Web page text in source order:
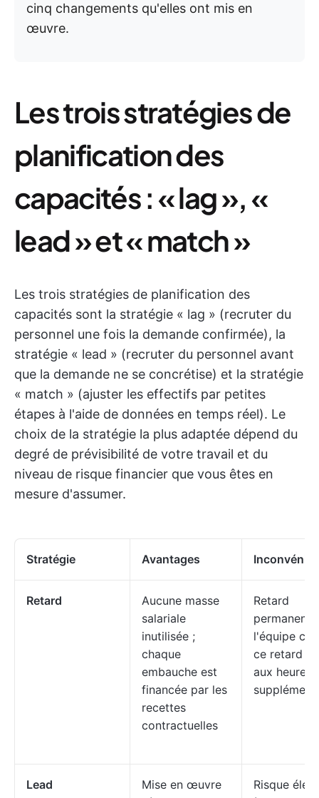
cinq changements qu'elles ont mis en
œuvre.
Les trois stratégies de
planification des
capacités : « lag », «
lead » et « match »
Les trois stratégies de planification des
capacités sont la stratégie « lag » (recruter du
personnel une fois la demande confirmée), la
stratégie « lead » (recruter du personnel avant
que la demande ne se concrétise) et la stratégie
« match » (ajuster les effectifs par petites
étapes à l'aide de données en temps réel). Le
choix de la stratégie la plus adaptée dépend du
degré de prévisibilité de votre travail et du
niveau de risque financier que vous êtes en
mesure d'assumer.
Stratégie Avantages
Retard
Aucune masse
salariale
inutilisée ;
chaque
embauche est
financée par les
recettes
contractuelles
Retard
permanent ;
l'équipe
ce retard
aux heures
Lead
Mise en œuvre
Risque